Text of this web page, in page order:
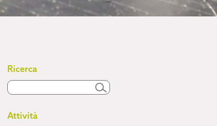
Ricerca
Attività